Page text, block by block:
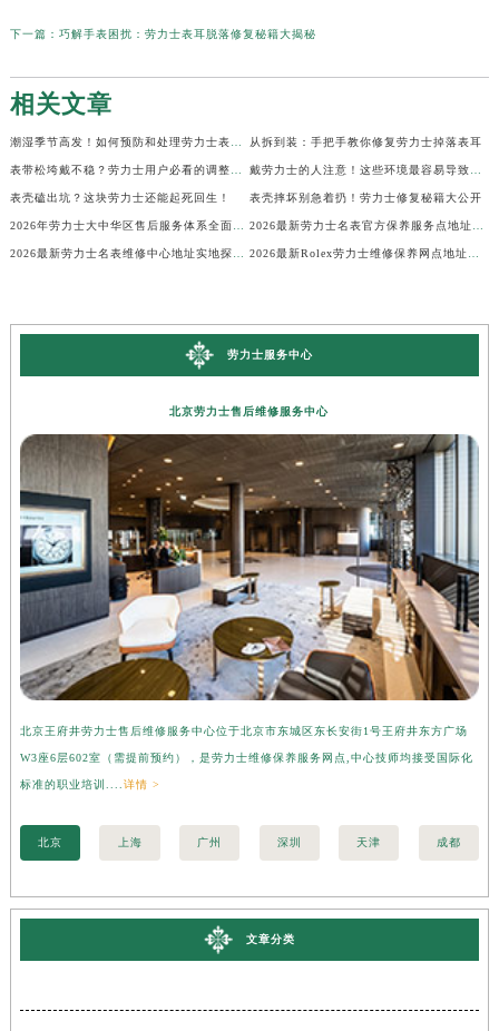
下一篇： 巧解手表困扰：劳力士表耳脱落修复秘籍大揭秘
相关文章
潮湿季节高发！如何预防和处理劳力士表盘生锈？ 从拆到装：手把手教你修复劳力士掉落表耳
表带松垮戴不稳？劳力士用户必看的调整秘籍！ 戴劳力士的人注意！这些环境最容易导致生锈
表壳磕出坑？这块劳力士还能起死回生！ 表壳摔坏别急着扔！劳力士修复秘籍大公开
2026年劳力士大中华区售后服务体系全面升级公告（最新电话及地址） 2026最新劳力士名表官方保养服务点地址实地探访报告
2026最新劳力士名表维修中心地址实地探访报告 2026最新Rolex劳力士维修保养网点地址考察报告
劳力士服务中心
北京劳力士售后维修服务中心
北京王府井劳力士售后维修服务中心位于北京市东城区东长安街1号王府井东方广场
W3座6层602室（需提前预约），是劳力士维修保养服务网点,中心技师均接受国际化
标准的职业培训....详情 >
北京 上海 广州 深圳 天津 成都
文章分类